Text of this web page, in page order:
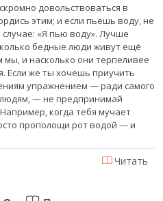
довольствоваться в
этим; и если пьёшь воду, не
«Я пью воду». Лучше
бедные люди живут ещё
мы, и насколько они терпеливее
Если же ты хочешь приучить
упражнением — ради самого
людям, — не предпринимай
когда тебя мучает
прополощи рот водой — и
Читать